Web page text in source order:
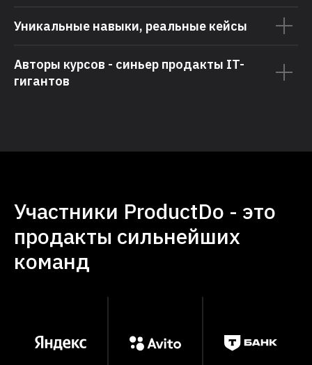
Уникальные навыки, реальные кейсы
Авторы курсов - синьер продакты IT-
гигантов
Участники ProductDo - это
продакты сильнейших
команд